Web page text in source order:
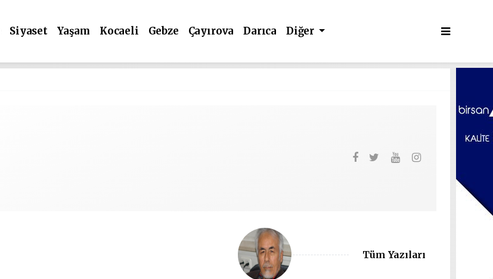
Siyaset Yaşam Kocaeli Gebze Çayırova Darıca Diğer
Tüm Yazıları